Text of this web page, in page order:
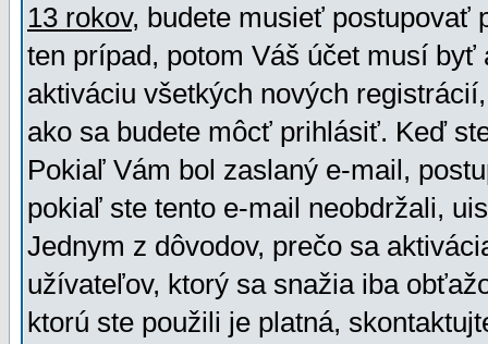
13 rokov, budete musieť postupovať
ten prípad, potom Váš účet musí
aktiváciu všetkých nových
ako sa budete môcť prihlásiť. Keď
Pokiaľ Vám bol zaslaný e-mail,
pokiaľ ste tento e-mail neobdržali,
Jednym z dôvodov, prečo sa
užívateľov, ktorý sa snažia iba
ktorú ste použili je platná,